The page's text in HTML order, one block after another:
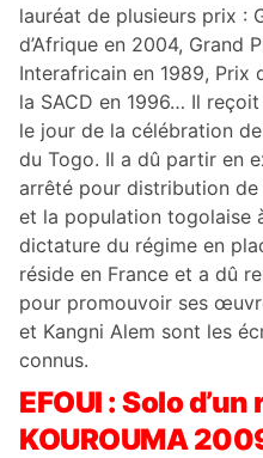
lauréat de plusieurs prix :
d’Afrique en 2004, Grand
Interafricain en 1989, Prix
la SACD en 1996… Il reçoit
le jour de la célébration
du Togo. Il a dû partir en
arrêté pour distribution
et la population togolaise
dictature du régime en
réside en France et a dû
pour promouvoir ses
et Kangni Alem sont les
connus.
EFOUI : Solo
KOUROUMA